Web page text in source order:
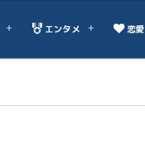
エンタメ 恋愛